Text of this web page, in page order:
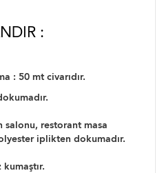
:
: 50 mt civarıdır.
salonu, restorant masa
iplikten dokumadır.